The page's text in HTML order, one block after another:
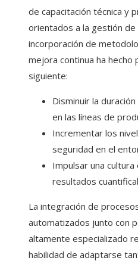
de capacitación técnica y
orientados a la gestión de
incorporación de
mejora continua ha hecho
siguiente:
Disminuir la
en las líneas de
Incrementar los
seguridad en el
Impulsar una cultura
resultados
La integración de
automatizados junto con
altamente especializado
habilidad de adaptarse